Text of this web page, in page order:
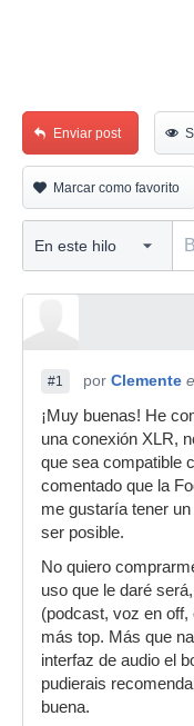
Enviar post
Marcar como favorito
#1 por Clemente
¡Muy buenas! He
una conexión XLR,
que sea compatible
comentado que la
me gustaría tener
ser posible.
No quiero
uso que le daré
(podcast, voz en
más top. Más que
interfaz de audio el
pudierais
buena.